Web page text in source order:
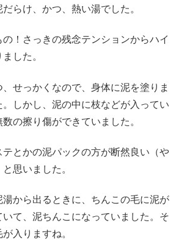
らけ、かつ、熱い湯でした。
！さっきの残念テンションからハイ
した。
せっかくなので、身体に泥を塗りま
。しかし、泥の中に枝などが入ってい
の擦り傷ができていました。
テとかの泥パックの方が断然良い（や
思いました。
から出るときに、ちんこの毛に泥が
て、泥ちんこになっていました。そ
入りますね。